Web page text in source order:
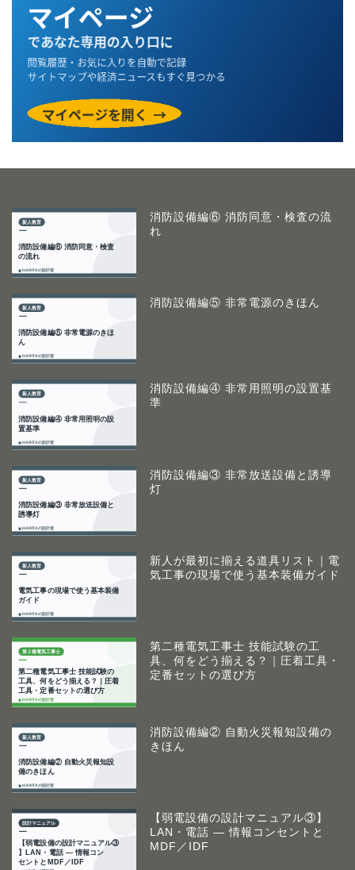
消防設備編⑥ 消防同意・検査の流
れ
消防設備編⑤ 非常電源のきほん
消防設備編④ 非常用照明の設置基
準
消防設備編③ 非常放送設備と誘導
灯
新人が最初に揃える道具リスト｜電
気工事の現場で使う基本装備ガイド
第二種電気工事士 技能試験の工
具、何をどう揃える？｜圧着工具・
定番セットの選び方
消防設備編② 自動火災報知設備の
きほん
【弱電設備の設計マニュアル③】
LAN・電話 ― 情報コンセントと
MDF／IDF